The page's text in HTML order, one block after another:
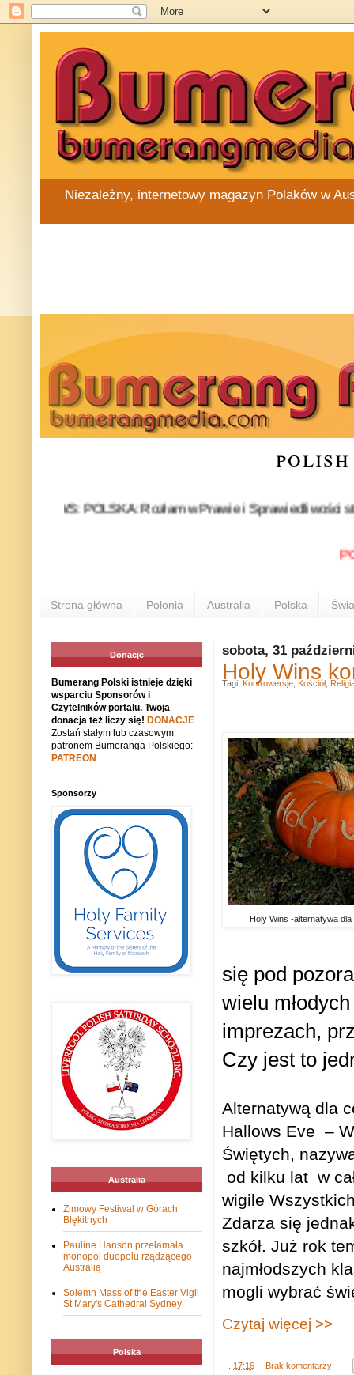
Niezależny, internetowy magazyn Polaków w
POLSKA: Rozłam w Prawie i Sprawiedliwości stał
Strona główna Polonia Australia Polska
sobota, 31
Holy Wins
Holy Wins -alternatywa dla
się pod
wielu
imprezach,
Czy jest to
Alternatywą dla
Hallows Eve –
Świętych,
od kilku lat w
wigile
Zdarza się
szkół. Już rok
najmłodszych
mogli wybrać
Czytaj więcej >>
17:16 Brak komentarzy:
Tagi: Kontrowersje Kościół,
Donacje
Bumerang Polski istnieje dzięki
wsparciu Sponsorów i
Czytelników portalu. Twoja
donacja też liczy się! DONACJE
Zostań stałym lub czasowym
patronem Bumeranga Polskiego:
PATREON
Sponsorzy
Australia
Zimowy Festiwal w Górach
Błękitnych
Pauline Hanson przełamała
monopol duopolu rządzącego
Australią
Solemn Mass of the Easter Vigil
St Mary's Cathedral Sydney
Polska